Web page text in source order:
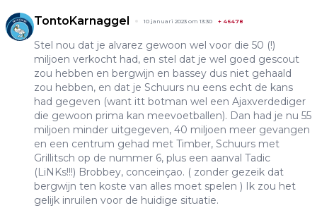
TontoKarnaggel 10 januari 2023 om 13:30 + 46478
Stel nou dat je alvarez gewoon wel voor die 50 (!)
miljoen verkocht had, en stel dat je wel goed gescout
zou hebben en bergwijn en bassey dus niet gehaald
zou hebben, en dat je Schuurs nu eens echt de kans
had gegeven (want itt botman wel een Ajaxverdediger
die gewoon prima kan meevoetballen). Dan had je nu 55
miljoen minder uitgegeven, 40 miljoen meer gevangen
en een centrum gehad met Timber, Schuurs met
Grillitsch op de nummer 6, plus een aanval Tadic
(LiNKs!!!) Brobbey, conceinçao. ( zonder gezeik dat
bergwijn ten koste van alles moet spelen ) Ik zou het
gelijk inruilen voor de huidige situatie.